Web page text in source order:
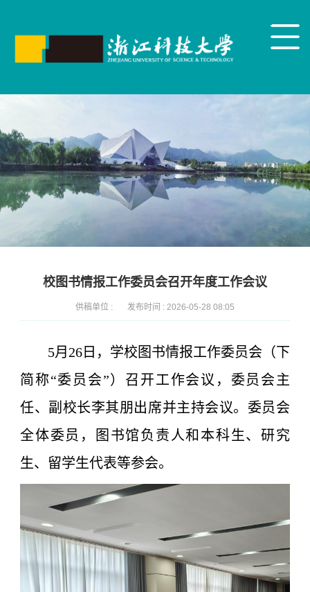
校图书情报工作委员会召开年度工作会议
供稿单位 : 发布时间 : 2026-05-28 08:05
5月26日，学校图书情报工作委员会（下
简称“委员会”）召开工作会议，委员会主
任、副校长李其朋出席并主持会议。委员会
全体委员，图书馆负责人和本科生、研究
生、留学生代表等参会。